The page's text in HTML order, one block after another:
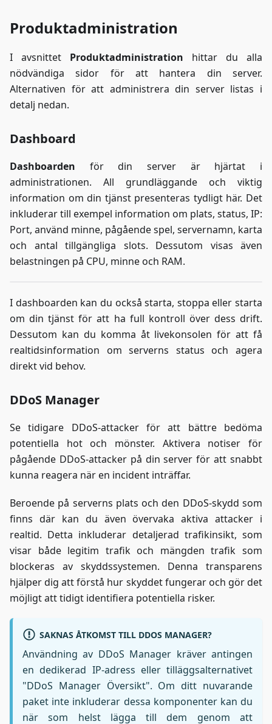
sättet!
Produktadministration
I avsnittet Produktadministration hittar du alla
nödvändiga sidor för att hantera din server.
Alternativen för att administrera din server listas i
detalj nedan.
Dashboard
Dashboarden för din server är hjärtat i
administrationen. All grundläggande och viktig
information om din tjänst presenteras tydligt här. Det
inkluderar till exempel information om plats, status, IP:
Port, använd minne, pågående spel, servernamn, karta
och antal tillgängliga slots. Dessutom visas även
belastningen på CPU, minne och RAM.
I dashboarden kan du också starta, stoppa eller starta
om din tjänst för att ha full kontroll över dess drift.
Dessutom kan du komma åt livekonsolen för att få
realtidsinformation om serverns status och agera
direkt vid behov.
DDoS Manager
Se tidigare DDoS-attacker för att bättre bedöma
potentiella hot och mönster. Aktivera notiser för
pågående DDoS-attacker på din server för att snabbt
kunna reagera när en incident inträffar.
Beroende på serverns plats och den DDoS-skydd som
finns där kan du även övervaka aktiva attacker i
realtid. Detta inkluderar detaljerad trafikinsikt, som
visar både legitim trafik och mängden trafik som
blockeras av skyddssystemen. Denna transparens
hjälper dig att förstå hur skyddet fungerar och gör det
möjligt att tidigt identifiera potentiella risker.
SAKNAS ÅTKOMST TILL DDOS MANAGER?
Användning av DDoS Manager kräver antingen
en dedikerad IP-adress eller tilläggsalternativet
"DDoS Manager Översikt". Om ditt nuvarande
paket inte inkluderar dessa komponenter kan du
när som helst lägga till dem genom att